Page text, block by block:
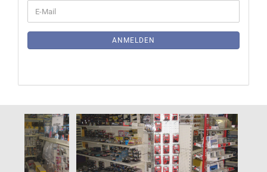
ZUR
E-
Mail
ANMELDEN